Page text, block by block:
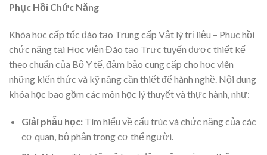
Phục Hồi Chức Năng
Khóa học cấp tốc đào tạo Trung cấp Vật lý trị liệu – Phục hồi
chức năng tại Học viện Đào tạo Trực tuyến được thiết kế
theo chuẩn của Bộ Y tế, đảm bảo cung cấp cho học viên
những kiến thức và kỹ năng cần thiết để hành nghề. Nội dung
khóa học bao gồm các môn học lý thuyết và thực hành, như:
Giải phẫu học:Tìm hiểu về cấu trúc và chức năng của các
cơ quan, bộ phận trong cơ thể người.